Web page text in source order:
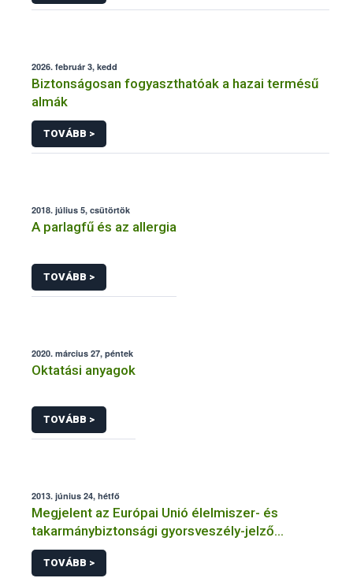
2026. február 3, kedd
Biztonságosan fogyaszthatóak a hazai termésű
almák
TOVÁBB >
2018. július 5, csütörtök
A parlagfű és az allergia
TOVÁBB >
2020. március 27, péntek
Oktatási anyagok
TOVÁBB >
2013. június 24, hétfő
Megjelent az Európai Unió élelmiszer- és
takarmánybiztonsági gyorsveszély-jelző
rendszerének éves jelentése
TOVÁBB >